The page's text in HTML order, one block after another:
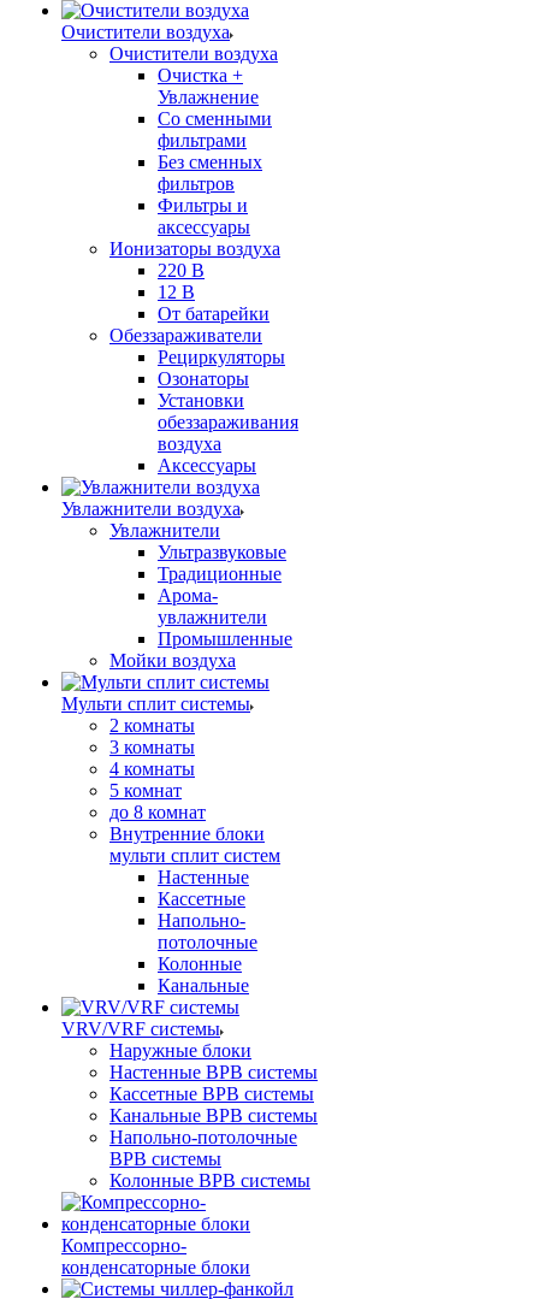
Очистители воздуха
Очистители воздуха
Очистка +
Увлажнение
Cо сменными
фильтрами
Без сменных
фильтров
Фильтры и
аксессуары
Ионизаторы воздуха
220 В
12 В
От батарейки
Обеззараживатели
Рециркуляторы
Озонаторы
Установки
обеззараживания
воздуха
Аксессуары
Увлажнители воздуха
Увлажнители
Ультразвуковые
Традиционные
Арома-
увлажнители
Промышленные
Мойки воздуха
Мульти сплит системы
2 комнаты
3 комнаты
4 комнаты
5 комнат
до 8 комнат
Внутренние блоки
мульти сплит систем
Настенные
Кассетные
Напольно-
потолочные
Колонные
Канальные
VRV/VRF системы
Наружные блоки
Настенные ВРВ системы
Кассетные ВРВ системы
Канальные ВРВ системы
Напольно-потолочные
ВРВ системы
Колонные ВРВ системы
Компрессорно-
конденсаторные блоки